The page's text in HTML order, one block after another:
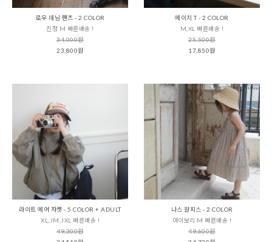
로우 데님 팬츠 - 2 COLOR
진청 M 빠른배송 !
34,000원
23,800원
에이치 T - 2 COLOR
M,XL 빠른배송 !
25,500원
17,850원
라이트 에어 자켓 - 5 COLOR + ADULT
XL,JM,JXL 빠른배송 !
49,300원
나스 원피스 - 2 COLOR
아이보리 M 빠른배송 !
49,600원